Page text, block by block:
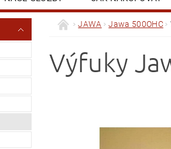
NAPIŠTE NÁM BLOG MOJE
JAWA Jawa 500OHC
Výfuky